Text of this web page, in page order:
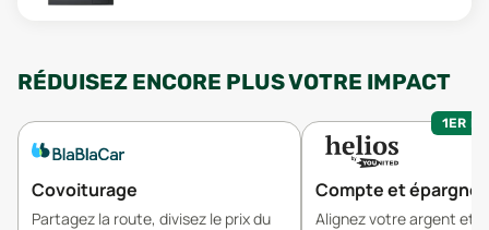
RÉDUISEZ ENCORE PLUS VOTRE IMPACT
Covoiturage
Partagez la route, divisez le prix du
1ER
Compte et épargne
Alignez votre argent et